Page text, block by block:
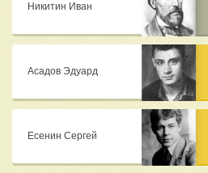
Никитин Иван
Асадов Эдуард
Есенин Сергей